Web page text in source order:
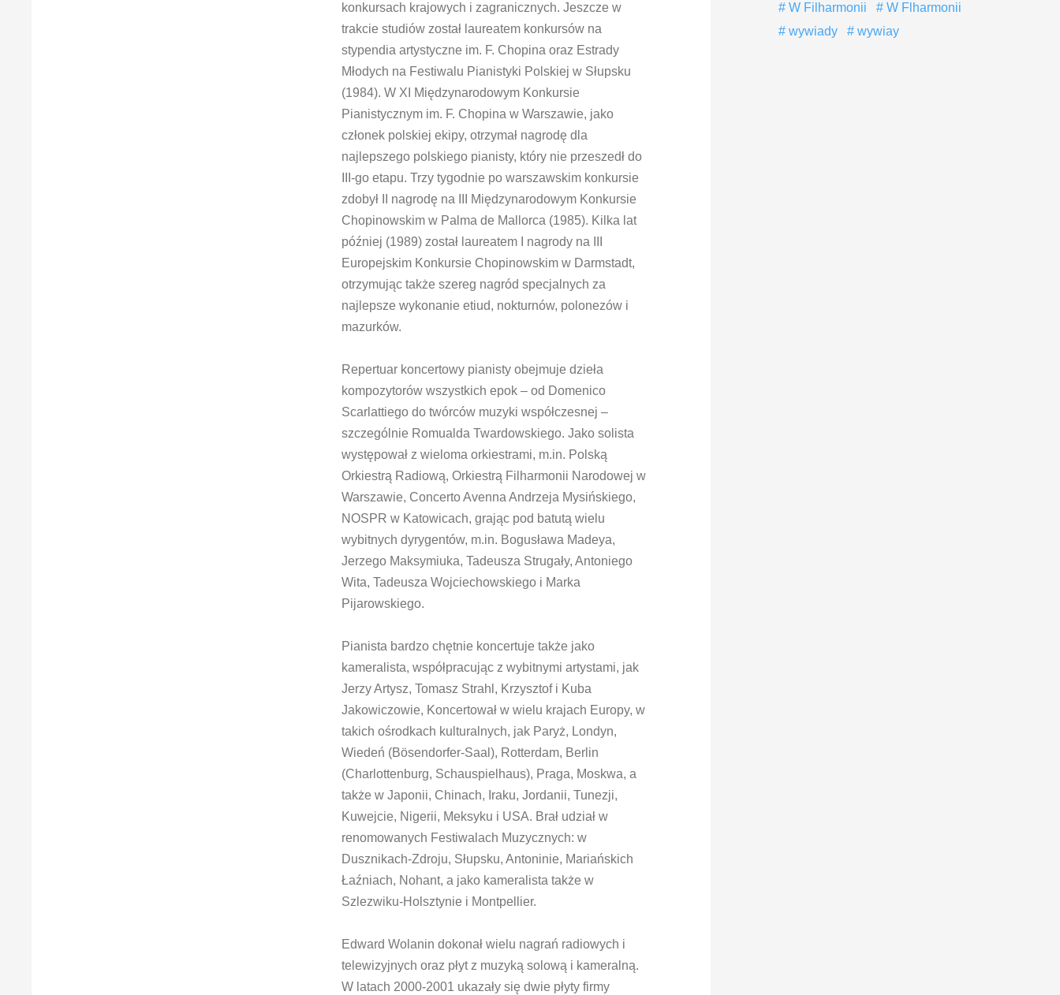
konkursach krajowych i zagranicznych. Jeszcze w
trakcie studiów został laureatem konkursów na
stypendia artystyczne im. F. Chopina oraz Estrady
Młodych na Festiwalu Pianistyki Polskiej w Słupsku
(1984). W XI Międzynarodowym Konkursie
Pianistycznym im. F. Chopina w Warszawie, jako
członek polskiej ekipy, otrzymał nagrodę dla
najlepszego polskiego pianisty, który nie przeszedł do
III-go etapu. Trzy tygodnie po warszawskim konkursie
zdobył II nagrodę na III Międzynarodowym Konkursie
Chopinowskim w Palma de Mallorca (1985). Kilka lat
później (1989) został laureatem I nagrody na III
Europejskim Konkursie Chopinowskim w Darmstadt,
otrzymując także szereg nagród specjalnych za
najlepsze wykonanie etiud, nokturnów, polonezów i
mazurków.
Repertuar koncertowy pianisty obejmuje dzieła
kompozytorów wszystkich epok – od Domenico
Scarlattiego do twórców muzyki współczesnej –
szczególnie Romualda Twardowskiego. Jako solista
występował z wieloma orkiestrami, m.in. Polską
Orkiestrą Radiową, Orkiestrą Filharmonii Narodowej w
Warszawie, Concerto Avenna Andrzeja Mysińskiego,
NOSPR w Katowicach, grając pod batutą wielu
wybitnych dyrygentów, m.in. Bogusława Madeya,
Jerzego Maksymiuka, Tadeusza Strugały, Antoniego
Wita, Tadeusza Wojciechowskiego i Marka
Pijarowskiego.
Pianista bardzo chętnie koncertuje także jako
kameralista, współpracując z wybitnymi artystami, jak
Jerzy Artysz, Tomasz Strahl, Krzysztof i Kuba
Jakowiczowie, Koncertował w wielu krajach Europy, w
takich ośrodkach kulturalnych, jak Paryż, Londyn,
Wiedeń (Bösendorfer-Saal), Rotterdam, Berlin
(Charlottenburg, Schauspielhaus), Praga, Moskwa, a
także w Japonii, Chinach, Iraku, Jordanii, Tunezji,
Kuwejcie, Nigerii, Meksyku i USA. Brał udział w
renomowanych Festiwalach Muzycznych: w
Dusznikach-Zdroju, Słupsku, Antoninie, Mariańskich
Łaźniach, Nohant, a jako kameralista także w
Szlezwiku-Holsztynie i Montpellier.
Edward Wolanin dokonał wielu nagrań radiowych i
telewizyjnych oraz płyt z muzyką solową i kameralną.
W latach 2000-2001 ukazały się dwie płyty firmy
W Filharmonii
W Flharmonii
wywiady
wywiay